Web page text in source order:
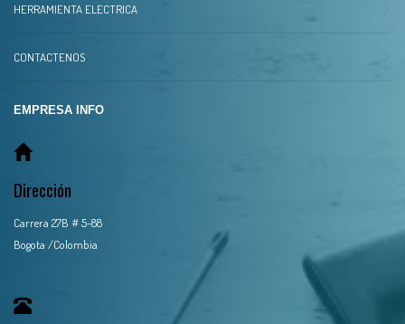
HERRAMIENTA ELECTRICA
CONTACTENOS
EMPRESA INFO
Dirección
Carrera 27B # 5-88
Bogota /Colombia